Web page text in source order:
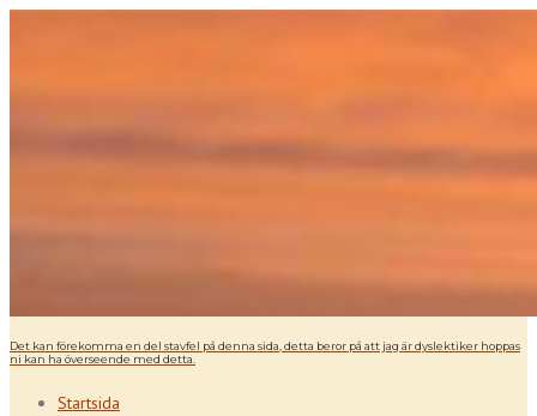
Det kan förekomma en del stavfel på denna sida, detta beror på att jag är dyslektiker hoppas
ni kan ha överseende med detta.
Startsida